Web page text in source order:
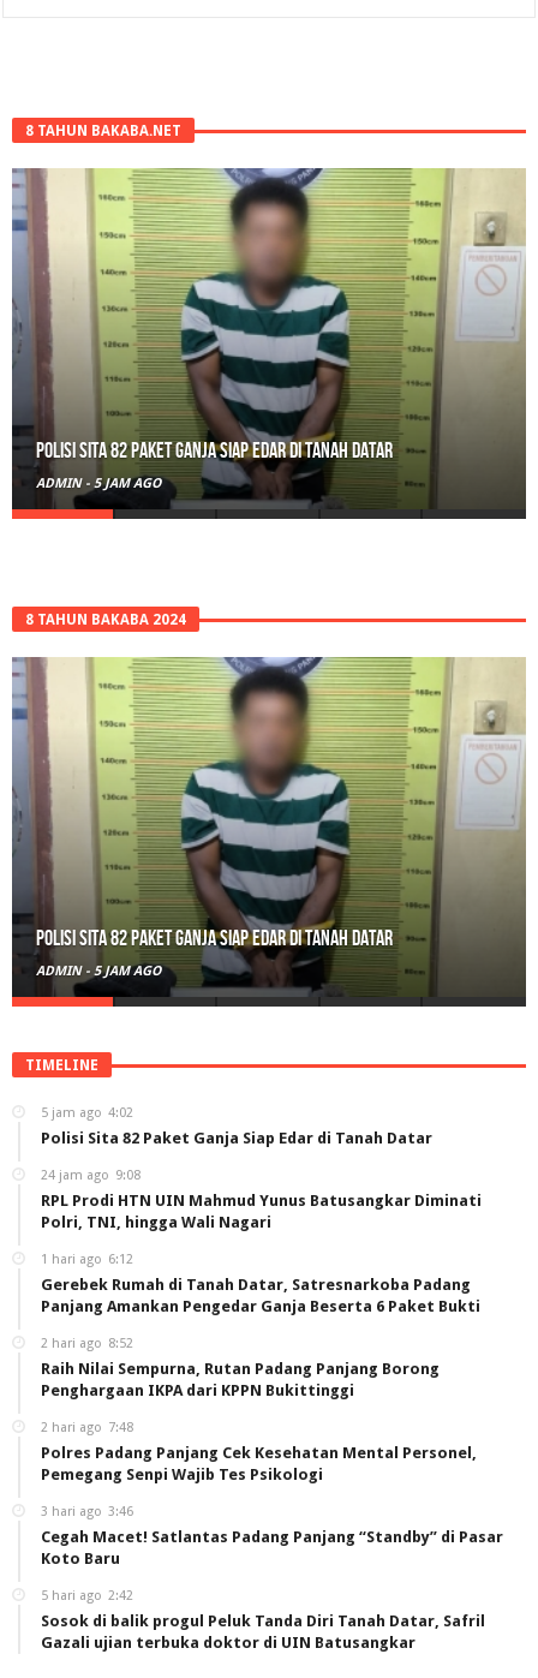
8 TAHUN BAKABA.NET
Polisi Sita 82 Paket Ganja Siap Edar di Tanah Datar
ADMIN - 5 JAM AGO
8 TAHUN BAKABA 2024
Polisi Sita 82 Paket Ganja Siap Edar di Tanah Datar
ADMIN - 5 JAM AGO
TIMELINE
5 jam ago 4:02
Polisi Sita 82 Paket Ganja Siap Edar di Tanah Datar
24 jam ago 9:08
RPL Prodi HTN UIN Mahmud Yunus Batusangkar Diminati
Polri, TNI, hingga Wali Nagari
1 hari ago 6:12
Gerebek Rumah di Tanah Datar, Satresnarkoba Padang
Panjang Amankan Pengedar Ganja Beserta 6 Paket Bukti
2 hari ago 8:52
Raih Nilai Sempurna, Rutan Padang Panjang Borong
Penghargaan IKPA dari KPPN Bukittinggi
2 hari ago 7:48
Polres Padang Panjang Cek Kesehatan Mental Personel,
Pemegang Senpi Wajib Tes Psikologi
3 hari ago 3:46
Cegah Macet! Satlantas Padang Panjang “Standby” di Pasar
Koto Baru
5 hari ago 2:42
Sosok di balik progul Peluk Tanda Diri Tanah Datar, Safril
Gazali ujian terbuka doktor di UIN Batusangkar